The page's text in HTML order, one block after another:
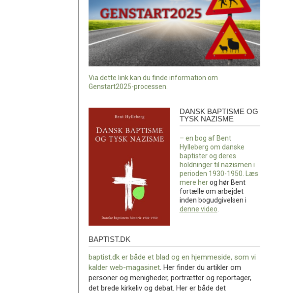
Via dette link kan du finde information om
Genstart2025-processen.
tysk
DANSK BAPTISME OG
TYSK NAZISME
– en bog af Bent
Hylleberg om danske
baptister og deres
holdninger til nazismen i
perioden 1930-1950. Læs
mere herog hør Bent
fortælle om arbejdet
inden bogudgivelsen i
denne video.
baptist.dk
BAPTIST.DK
baptist.dk er både et blad og en hjemmeside, som vi
kalder web-magasinet . Her finder du artikler om
personer og menigheder, portrætter og reportager,
det brede kirkeliv og debat. Her er både det